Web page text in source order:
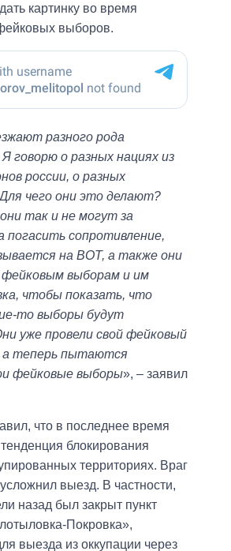
картинку во время
выборов.
разного рода
говорю о разных нациях из
россии, о разных
чего они это делают?
так и не могут за
погасить сопротивление,
на ВОТ, а также они
выборам и им
чтобы показать, что
то выборы будут
уже провели свой фейковый
а теперь пытаются
фейковые выборы», – заявил
что в последнее время
блокирования
территориях. Враг
выезд. В частности,
назад был закрыт пункт
Покровка»,
выезда из оккупации через